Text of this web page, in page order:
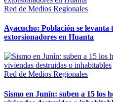
Red de Medios Regionales
Ayacucho: Población se
extorsionadores en Huanta
Red de Medios Regionales
Sismo en Junín: suben a 15 los